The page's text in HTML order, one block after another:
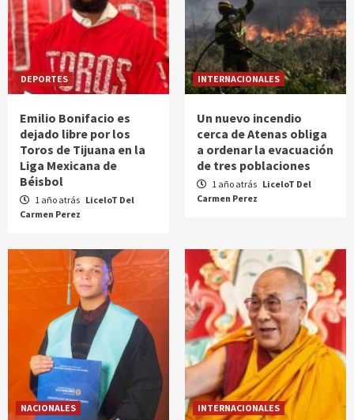
DEPORTES
Emilio Bonifacio es
dejado libre por los
Toros de Tijuana en la
Liga Mexicana de
Béisbol
1 año atrás LiceloT Del
Carmen Perez
INTERNACIONALES
Un nuevo incendio
cerca de Atenas obliga
a ordenar la evacuación
de tres poblaciones
1 año atrás LiceloT Del
Carmen Perez
NACIONALES INTERNACIONALES